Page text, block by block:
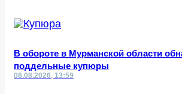
В обороте в Мурманской области
поддельные купюры
06.08.2026, 13:59